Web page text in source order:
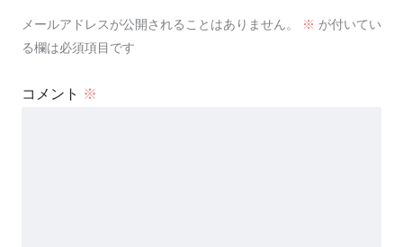
メールアドレスが公開されることはありません。 ※ が付いてい
る欄は必須項目です
コメント ※